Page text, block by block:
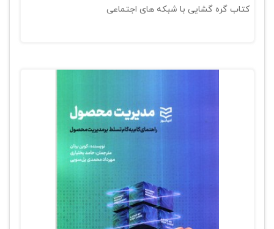
کتاب گره گشایی با شبکه های اجتماعی